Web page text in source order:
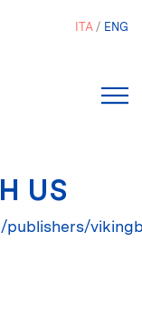
ITA ENG
US
publishers/